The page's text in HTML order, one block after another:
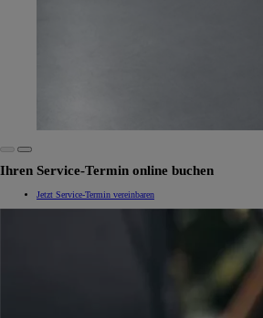
Ihren Service-Termin online buchen
Jetzt Service-Termin vereinbaren